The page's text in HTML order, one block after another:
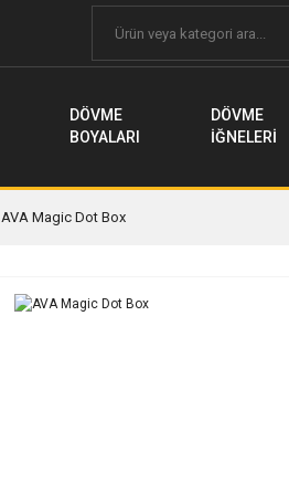
DÖVME
BOYALARI
DÖVME
İĞNELERİ
AVA Magic Dot Box